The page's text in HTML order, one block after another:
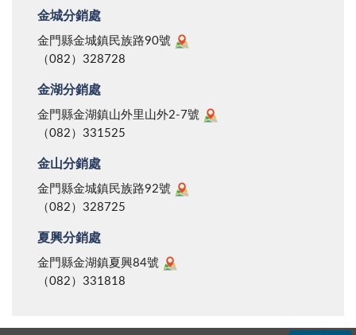
金城分銷處
金門縣金城鎮民族路90號
（082）328728
金湖分銷處
金門縣金湖鎮山外里山外2-7號
（082）331525
金山分銷處
金門縣金城鎮民族路92號
（082）328725
夏興分銷處
金門縣金湖鎮夏興84號
（082）331818